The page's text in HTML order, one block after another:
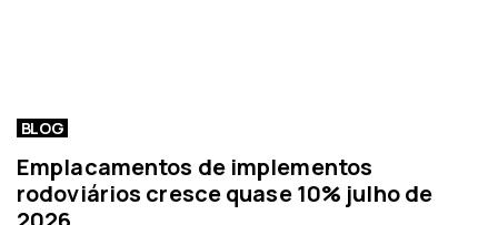
BLOG
Emplacamentos de implementos
rodoviários cresce quase 10% julho de